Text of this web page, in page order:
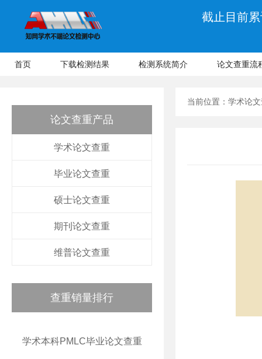
截止目前
首页 下载检测结果 检测系统简介 论文查重流
论文查重产品
学术论文查重
毕业论文查重
硕士论文查重
期刊论文查重
维普论文查重
查重销量排行
学术本科PMLC毕业论文查重
当前位置： 学术论